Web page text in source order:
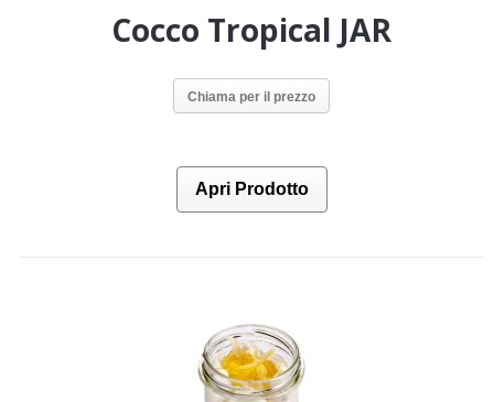
Cocco Tropical JAR
Chiama per il prezzo
Apri Prodotto